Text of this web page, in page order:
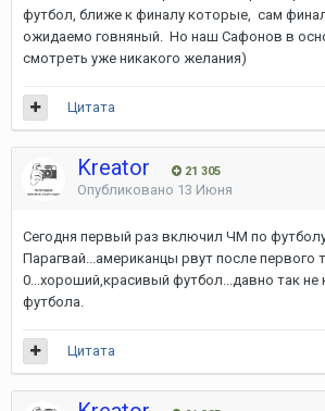
футбол, ближе к финалу которые, сам
ожидаемо говняный. Но наш Сафонов в
смотреть уже никакого желания)
Цитата
Kreator 21 305
Опубликовано 13 Июня
Сегодня первый раз включил ЧМ по
Парагвай...американцы рвут после первого
0...хороший,красивый футбол...давно так не
футбола.
Цитата